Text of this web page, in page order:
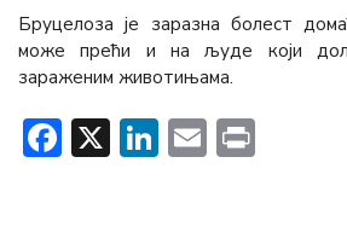
Бруцелоза је заразна болест
може прећи и на људе који
зараженим животињама.
Facebook
X LinkedIn
Email